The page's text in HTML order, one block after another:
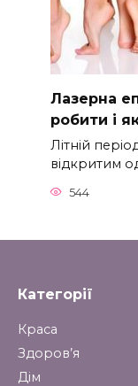
Лазерна
робити і
Літній
відкритим
544
Категорії
Краса
Здоров’я
Дім